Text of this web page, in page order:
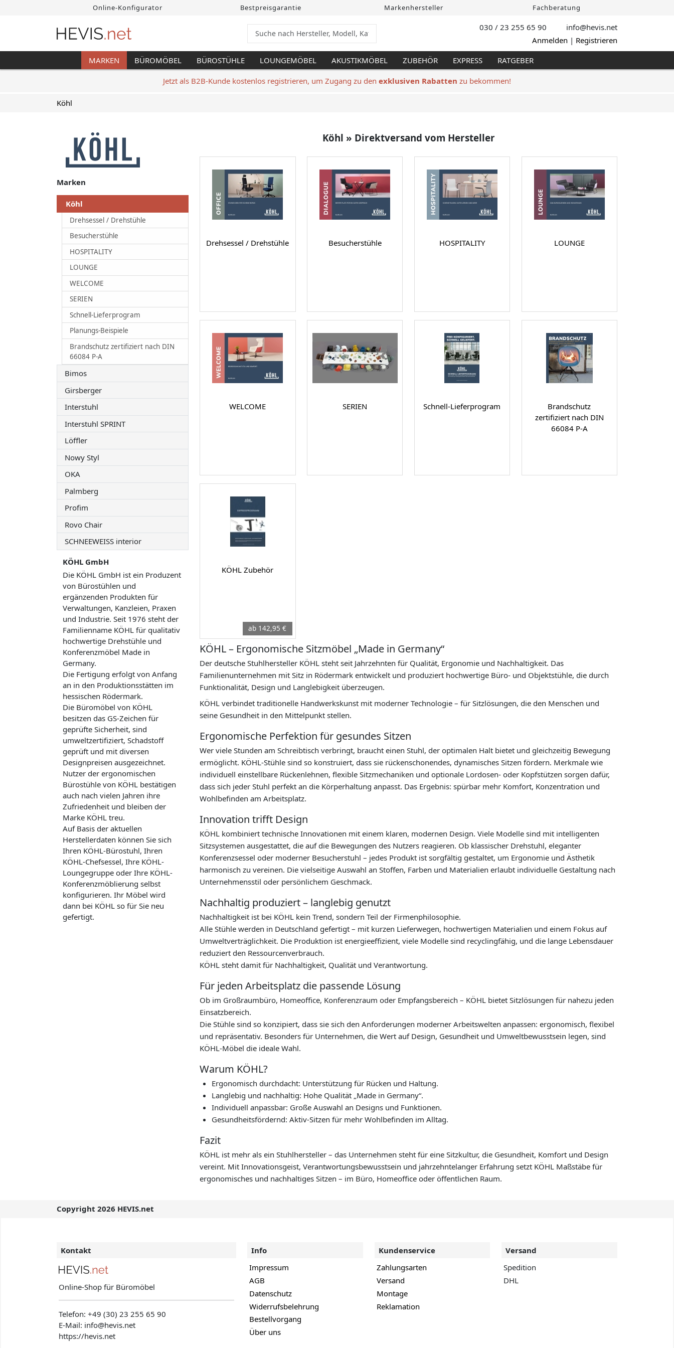
Online-Konfigurator Bestpreisgarantie Markenhersteller Fachberatung
030 / 23 255 65 90 info@hevis.net
Anmelden | Registrieren
MARKEN BÜROMÖBEL BÜROSTÜHLE LOUNGEMÖBEL AKUSTIKMÖBEL ZUBEHÖR EXPRESS RATGEBER
Jetzt als B2B-Kunde kostenlos registrieren, um Zugang zu den exklusiven Rabatten zu bekommen!
Köhl
Marken
Köhl
Drehsessel / Drehstühle
Besucherstühle
HOSPITALITY
LOUNGE
WELCOME
SERIEN
Schnell-Lieferprogram
Planungs-Beispiele
Brandschutz zertifiziert nach DIN
66084 P-A
Bimos
Girsberger
Interstuhl
Interstuhl SPRINT
Löffler
Nowy Styl
OKA
Palmberg
Profim
Rovo Chair
SCHNEEWEISS interior
KÖHL GmbH
Die KÖHL GmbH ist ein Produzent
von Bürostühlen und
ergänzenden Produkten für
Verwaltungen, Kanzleien, Praxen
und Industrie. Seit 1976 steht der
Familienname KÖHL für qualitativ
hochwertige Drehstühle und
Konferenzmöbel Made in
Germany.
Die Fertigung erfolgt von Anfang
an in den Produktionsstätten im
hessischen Rödermark.
Die Büromöbel von KÖHL
besitzen das GS-Zeichen für
geprüfte Sicherheit, sind
umweltzertifiziert, Schadstoff
geprüft und mit diversen
Designpreisen ausgezeichnet.
Nutzer der ergonomischen
Bürostühle von KÖHL bestätigen
auch nach vielen Jahren ihre
Zufriedenheit und bleiben der
Marke KÖHL treu.
Auf Basis der aktuellen
Herstellerdaten können Sie sich
Ihren KÖHL-Bürostuhl, Ihren
KÖHL-Chefsessel, Ihre KÖHL-
Loungegruppe oder Ihre KÖHL-
Konferenzmöblierung selbst
konfigurieren. Ihr Möbel wird
dann bei KÖHL so für Sie neu
gefertigt.
Köhl » Direktversand vom Hersteller
Drehsessel / Drehstühle Besucherstühle HOSPITALITY LOUNGE
WELCOME SERIEN Schnell-Lieferprogram
Brandschutz
zertifiziert nach DIN
66084 P-A
KÖHL Zubehör
ab 142,95 €
KÖHL – Ergonomische Sitzmöbel „Made in Germany“
Der deutsche Stuhlhersteller KÖHL steht seit Jahrzehnten für Qualität, Ergonomie und Nachhaltigkeit. Das
Familienunternehmen mit Sitz in Rödermark entwickelt und produziert hochwertige Büro- und Objektstühle, die durch
Funktionalität, Design und Langlebigkeit überzeugen.
KÖHL verbindet traditionelle Handwerkskunst mit moderner Technologie – für Sitzlösungen, die den Menschen und
seine Gesundheit in den Mittelpunkt stellen.
Ergonomische Perfektion für gesundes Sitzen
Wer viele Stunden am Schreibtisch verbringt, braucht einen Stuhl, der optimalen Halt bietet und gleichzeitig Bewegung
ermöglicht. KÖHL-Stühle sind so konstruiert, dass sie rückenschonendes, dynamisches Sitzen fördern. Merkmale wie
individuell einstellbare Rückenlehnen, flexible Sitzmechaniken und optionale Lordosen- oder Kopfstützen sorgen dafür,
dass sich jeder Stuhl perfekt an die Körperhaltung anpasst. Das Ergebnis: spürbar mehr Komfort, Konzentration und
Wohlbefinden am Arbeitsplatz.
Innovation trifft Design
KÖHL kombiniert technische Innovationen mit einem klaren, modernen Design. Viele Modelle sind mit intelligenten
Sitzsystemen ausgestattet, die auf die Bewegungen des Nutzers reagieren. Ob klassischer Drehstuhl, eleganter
Konferenzsessel oder moderner Besucherstuhl – jedes Produkt ist sorgfältig gestaltet, um Ergonomie und Ästhetik
harmonisch zu vereinen. Die vielseitige Auswahl an Stoffen, Farben und Materialien erlaubt individuelle Gestaltung nach
Unternehmensstil oder persönlichem Geschmack.
Nachhaltig produziert – langlebig genutzt
Nachhaltigkeit ist bei KÖHL kein Trend, sondern Teil der Firmenphilosophie.
Alle Stühle werden in Deutschland gefertigt – mit kurzen Lieferwegen, hochwertigen Materialien und einem Fokus auf
Umweltverträglichkeit. Die Produktion ist energieeffizient, viele Modelle sind recyclingfähig, und die lange Lebensdauer
reduziert den Ressourcenverbrauch.
KÖHL steht damit für Nachhaltigkeit, Qualität und Verantwortung.
Für jeden Arbeitsplatz die passende Lösung
Ob im Großraumbüro, Homeoffice, Konferenzraum oder Empfangsbereich – KÖHL bietet Sitzlösungen für nahezu jeden
Einsatzbereich.
Die Stühle sind so konzipiert, dass sie sich den Anforderungen moderner Arbeitswelten anpassen: ergonomisch, flexibel
und repräsentativ. Besonders für Unternehmen, die Wert auf Design, Gesundheit und Umweltbewusstsein legen, sind
KÖHL-Möbel die ideale Wahl.
Warum KÖHL?
Ergonomisch durchdacht: Unterstützung für Rücken und Haltung.
Langlebig und nachhaltig: Hohe Qualität „Made in Germany“.
Individuell anpassbar: Große Auswahl an Designs und Funktionen.
Gesundheitsfördernd: Aktiv-Sitzen für mehr Wohlbefinden im Alltag.
Fazit
KÖHL ist mehr als ein Stuhlhersteller – das Unternehmen steht für eine Sitzkultur, die Gesundheit, Komfort und Design
vereint. Mit Innovationsgeist, Verantwortungsbewusstsein und jahrzehntelanger Erfahrung setzt KÖHL Maßstäbe für
ergonomisches und nachhaltiges Sitzen – im Büro, Homeoffice oder öffentlichen Raum.
Copyright 2026 HEVIS.net
Kontakt
Online-Shop für Büromöbel
Telefon:+49 (30) 23 255 65 90
E-Mail: info@hevis.net
https://hevis.net
Info
Impressum
AGB
Datenschutz
Widerrufsbelehrung
Bestellvorgang
Über uns
Kundenservice
Zahlungsarten
Versand
Montage
Reklamation
Versand
Spedition
DHL